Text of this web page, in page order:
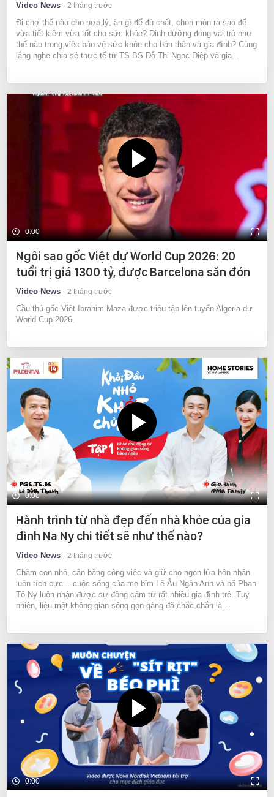
Video News 2 tháng trước
Đi chợ thế nào cho hợp lý, ăn gì để đủ chất, chọn món ra sao để
vừa tiết kiệm vừa tốt cho sức khỏe? Dinh dưỡng đóng vai trò như
thế nào trong việc bảo vệ sức khỏe cho bản thân và gia đình? Cùng
lắng nghe chia sẻ thực tế từ TS.BS Đỗ Thị Ngọc Diệp và gia...
0:00
Ngôi sao gốc Việt dự World Cup 2026: 20
tuổi trị giá 1300 tỷ, được Barcelona săn đón
Video News 2 tháng trước
Cầu thủ gốc Việt Ibrahim Maza được triệu tập lên tuyển Algeria dự
World Cup 2026.
0:00
Hành trình từ nhà đẹp đến nhà khỏe của gia
đình Na Ny chi tiết sẽ như thế nào?
Video News 2 tháng trước
Chăm con nhỏ, cân bằng công việc và giữ cho ngọn lửa hôn nhân
luôn tích cực... cuộc sống của mẹ bỉm Lê Âu Ngân Anh và bố Phan
Tô Ny luôn nhận được sự đồng cảm từ rất nhiều gia đình trẻ. Tuy
nhiên, liệu một không gian sống gọn gàng đã chắc chắn là...
0:00